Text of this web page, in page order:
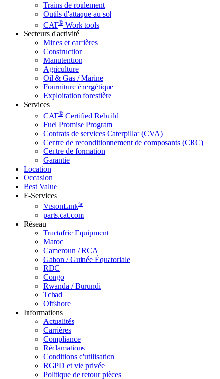
Trains de roulement
Outils d'attaque au sol
CAT® Work tools
Secteurs d'activité
Mines et carrières
Construction
Manutention
Agriculture
Oil & Gas / Marine
Fourniture énergétique
Exploitation forestière
Services
CAT® Certified Rebuild
Fuel Promise Program
Contrats de services Caterpillar (CVA)
Centre de reconditionnement de composants (CRC)
Centre de formation
Garantie
Location
Occasion
Best Value
E-Services
VisionLink®
parts.cat.com
Réseau
Tractafric Equipment
Maroc
Cameroun / RCA
Gabon / Guinée Équatoriale
RDC
Congo
Rwanda / Burundi
Tchad
Offshore
Informations
Actualités
Carrières
Compliance
Réclamations
Conditions d'utilisation
RGPD et vie privée
Politique de retour pièces